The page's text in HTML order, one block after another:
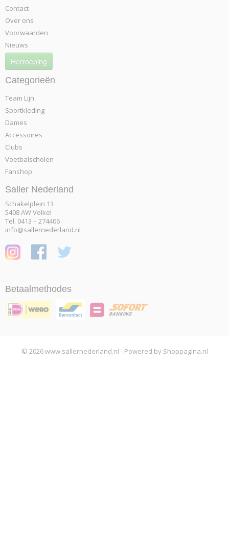
Contact
Over ons
Voorwaarden
Nieuws
Herroeping
Categorieën
Team Lijn
Sportkleding
Dames
Accessoires
Clubs
Voetbalscholen
Fanshop
Saller Nederland
Schakelplein 13
5408 AW Volkel
Tel. 0413 – 274406
info@sallernederland.nl
Betaalmethodes
© 2026 www.sallernederland.nl - Powered by Shoppagina.nl